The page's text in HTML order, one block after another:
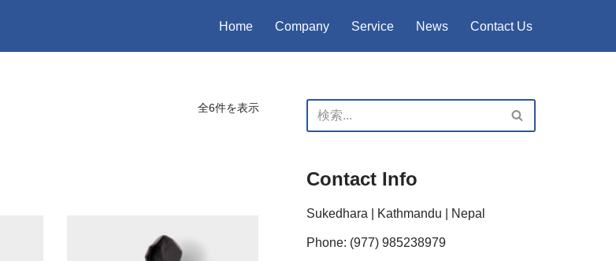
Home Company Service News Contact Us
全6件を表示
Contact Info
Sukedhara | Kathmandu | Nepal
Phone: (977) 985238979